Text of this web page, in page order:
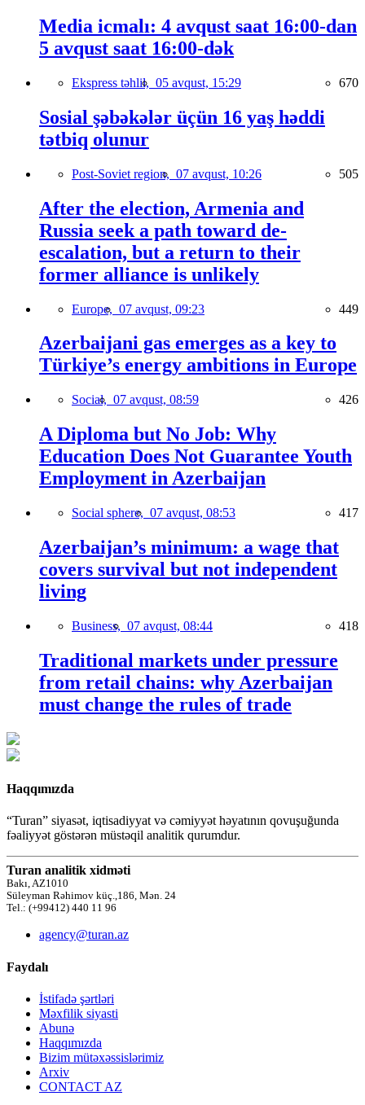
Media icmalı: 4 avqust saat 16:00-dan
5 avqust saat 16:00-dək
Ekspress təhlil, 05 avqust, 15:29 670
Sosial şəbəkələr üçün 16 yaş həddi
tətbiq olunur
Post-Soviet region, 07 avqust, 10:26 505
After the election, Armenia and
Russia seek a path toward de-
escalation, but a return to their
former alliance is unlikely
Europe, 07 avqust, 09:23 449
Azerbaijani gas emerges as a key to
Türkiye’s energy ambitions in Europe
Social, 07 avqust, 08:59 426
A Diploma but No Job: Why
Education Does Not Guarantee Youth
Employment in Azerbaijan
Social sphere, 07 avqust, 08:53 417
Azerbaijan’s minimum: a wage that
covers survival but not independent
living
Business, 07 avqust, 08:44 418
Traditional markets under pressure
from retail chains: why Azerbaijan
must change the rules of trade
Haqqımızda
“Turan” siyasət, iqtisadiyyat və cəmiyyət həyatının qovuşuğunda
fəaliyyət göstərən müstəqil analitik qurumdur.
Turan analitik xidməti
Bakı, AZ1010
Süleyman Rəhimov küç.,186, Mən. 24
Tel.: (+99412) 440 11 96
agency@turan.az
Faydalı
İstifadə şərtləri
Məxfilik siyasti
Abunə
Haqqımızda
Bizim mütəxəssislərimiz
Arxiv
CONTACT AZ